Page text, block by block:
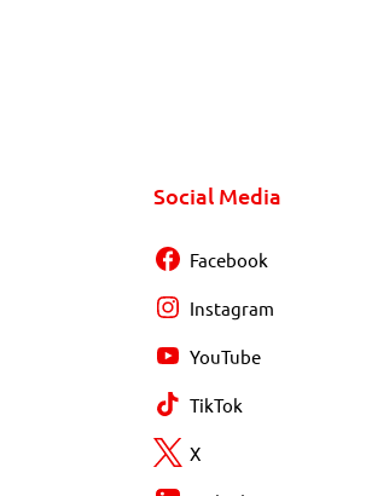
Social Media
Facebook
Instagram
YouTube
TikTok
X